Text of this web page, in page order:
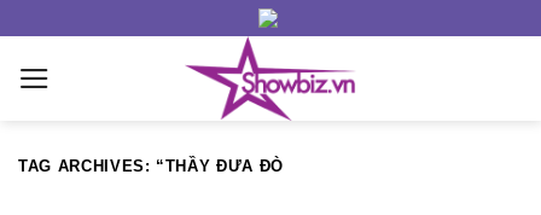
content
TAG ARCHIVES: “THẦY ĐƯA ĐÒ